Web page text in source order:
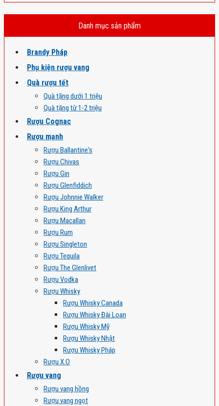
Danh mục sản phẩm
Brandy Pháp
Phụ kiện rượu vang
Quà rượu tết
Quà tặng dưới 1 triệu
Quà tặng từ 1-2 triệu
Rượu Cognac
Rượu mạnh
Rượu Ballantine's
Rượu Chivas
Rượu Gin
Rượu Glenfiddich
Rượu Johnnie Walker
Rượu King Arthur
Rượu Macallan
Rượu Rum
Rượu Singleton
Rượu Tequila
Rượu The Glenlivet
Rượu Vodka
Rượu Whisky
Rượu Whisky Canada
Rượu Whisky Đài Loan
Rượu Whisky Mỹ
Rượu Whisky Nhật
Rượu Whisky Pháp
Rượu X.O
Rượu vang
Rượu vang hồng
Rượu vang ngọt